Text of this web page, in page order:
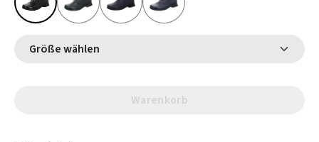
Größe wählen
Warenkorb